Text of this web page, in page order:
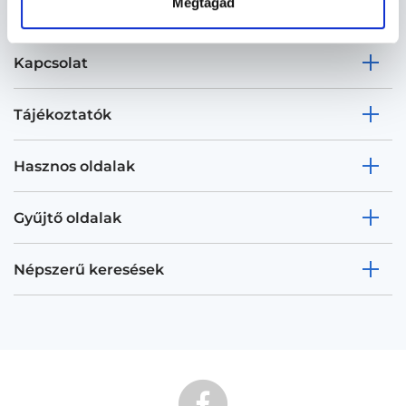
Kapcsolat
Tájékoztatók
Hasznos oldalak
Gyűjtő oldalak
Népszerű keresések